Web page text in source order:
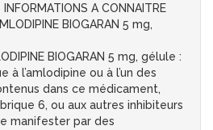
A CONNAITRE
BIOGARAN 5 mg,
BIOGARAN 5 mg, gélule :
à l’amlodipine ou à l’un des
dans ce médicament,
6, ou aux autres inhibiteurs
manifester par des